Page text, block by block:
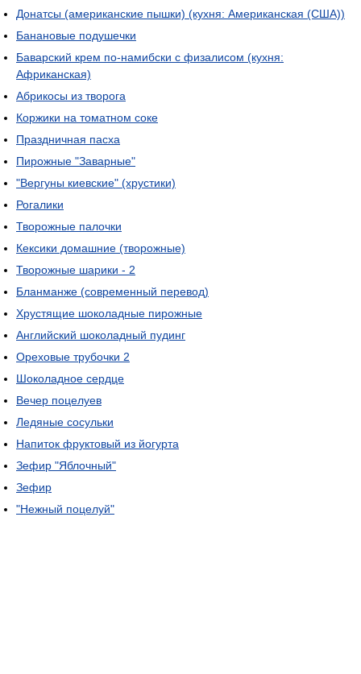
Донатсы (американские пышки) (кухня: Американская (США))
Банановые подушечки
Баварский крем по-намибски с физалисом (кухня:
Африканская)
Абрикосы из творога
Коржики на томатном соке
Праздничная пасха
Пирожные "Заварные"
"Вергуны киевские" (хрустики)
Рогалики
Творожные палочки
Кексики домашние (творожные)
Творожные шарики - 2
Бланманже (современный перевод)
Хрустящие шоколадные пирожные
Английский шоколадный пудинг
Ореховые трубочки 2
Шоколадное сердце
Вечер поцелуев
Ледяные сосульки
Напиток фруктовый из йогурта
Зефир "Яблочный"
Зефир
"Нежный поцелуй"